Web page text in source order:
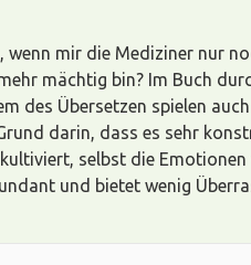
mir die Mediziner nur
mächtig bin? Im Buch
des Übersetzen spielen
darin, dass es sehr
selbst die
und bietet wenig